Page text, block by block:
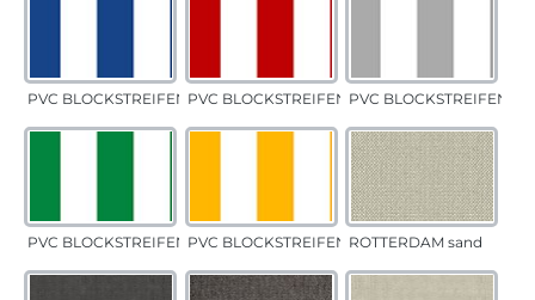
PVC BLOCKSTREIFEN blauPVC BLOCKSTREIFEN rotPVC BLOCKSTREIFEN
PVC BLOCKSTREIFEN grünPVC BLOCKSTREIFEN gelbROTTERDAM sand